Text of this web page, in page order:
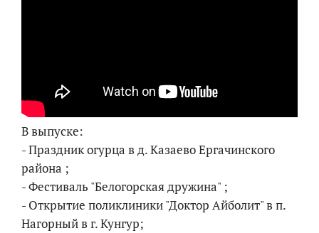
В выпуске:
- Праздник огурца в д. Казаево Ергачинского
района ;
- Фестиваль "Белогорская дружина" ;
- Открытие поликлиники "Доктор Айболит" в п.
Нагорный в г. Кунгур;